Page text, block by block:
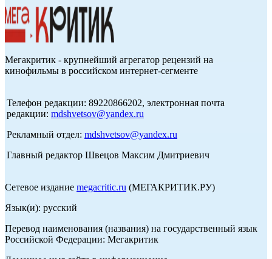
Мегакритик - крупнейший агрегатор рецензий на
кинофильмы в российском интернет-сегменте
Телефон редакции: 89220866202, электронная почта
редакции: mdshvetsov@yandex.ru
Рекламный отдел: mdshvetsov@yandex.ru
Главный редактор Швецов Максим Дмитриевич
Сетевое издание megacritic.ru (МЕГАКРИТИК.РУ)
Язык(и): русский
Перевод наименования (названия) на государственный язык
Российской Федерации: Мегакритик